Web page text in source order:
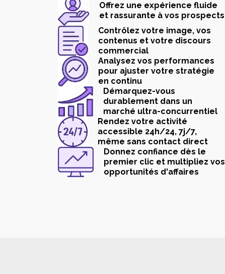
Offrez une expérience fluide
et rassurante à vos prospects
Contrôlez votre image, vos
contenus et votre discours
commercial
Analysez vos performances
pour ajuster votre stratégie
en continu
Démarquez-vous
durablement dans un
marché ultra-concurrentiel
Rendez votre activité
accessible 24h/24, 7j/7,
même sans contact direct
Donnez confiance dès le
premier clic et multipliez vos
opportunités d'affaires